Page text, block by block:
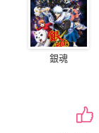
銀魂